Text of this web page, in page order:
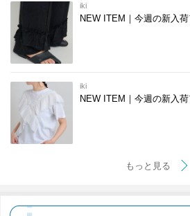
iki
NEW ITEM｜今週の新入
iki
NEW ITEM｜今週の新入
もっと見る